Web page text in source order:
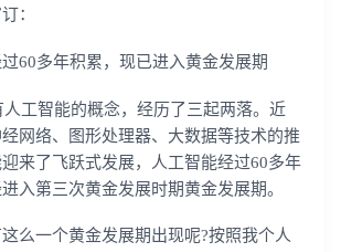
：
多年积累，现已进入黄金发展期
智能的概念，经历了三起两落。近
网络、图形处理器、大数据等技术的推
来了飞跃式发展，人工智能经过60多年
入第三次黄金发展时期黄金发展期。
一个黄金发展期出现呢?按照我个人